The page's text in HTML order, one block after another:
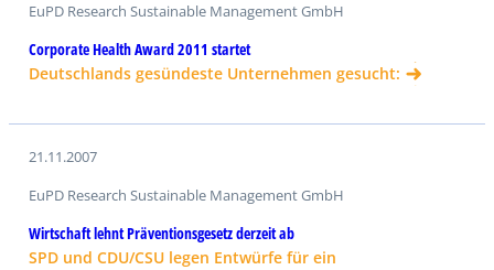
EuPD Research Sustainable Management GmbH
Corporate Health Award 2011 startet
Deutschlands gesündeste Unternehmen gesucht:
21.11.2007
EuPD Research Sustainable Management GmbH
Wirtschaft lehnt Präventionsgesetz derzeit ab
SPD und CDU/CSU legen Entwürfe für ein